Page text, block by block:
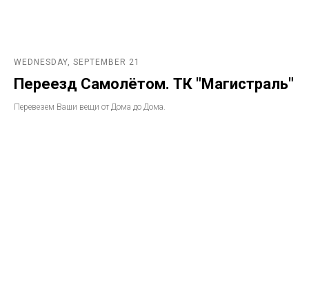
WEDNESDAY, SEPTEMBER 21
Переезд Самолётом. ТК "Магистраль"
Перевезем Ваши вещи от Дома до Дома.